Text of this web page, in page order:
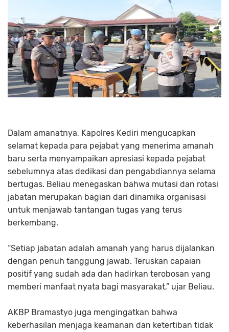
Dalam amanatnya, Kapolres Kediri mengucapkan
selamat kepada para pejabat yang menerima amanah
baru serta menyampaikan apresiasi kepada pejabat
sebelumnya atas dedikasi dan pengabdiannya selama
bertugas. Beliau menegaskan bahwa mutasi dan rotasi
jabatan merupakan bagian dari dinamika organisasi
untuk menjawab tantangan tugas yang terus
berkembang.
“Setiap jabatan adalah amanah yang harus dijalankan
dengan penuh tanggung jawab. Teruskan capaian
positif yang sudah ada dan hadirkan terobosan yang
memberi manfaat nyata bagi masyarakat,” ujar Beliau.
AKBP Bramastyo juga mengingatkan bahwa
keberhasilan menjaga keamanan dan ketertiban tidak